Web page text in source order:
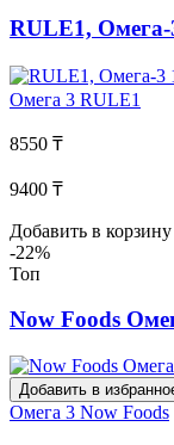
RULE1, Омега-
Омега 3 RULE1
8550 ₸
9400 ₸
Добавить в корзину
-22%
Топ
Now Foods
Добавить в
Омега 3 Now Foods